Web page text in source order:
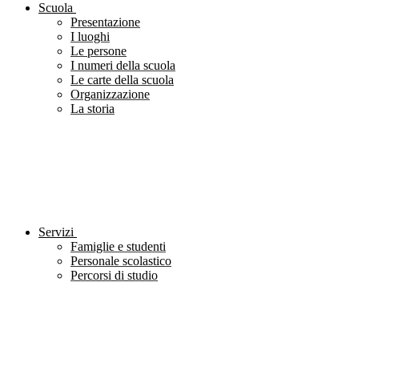
Scuola
Presentazione
I luoghi
Le persone
I numeri della scuola
Le carte della scuola
Organizzazione
La storia
Servizi
Famiglie e studenti
Personale scolastico
Percorsi di studio